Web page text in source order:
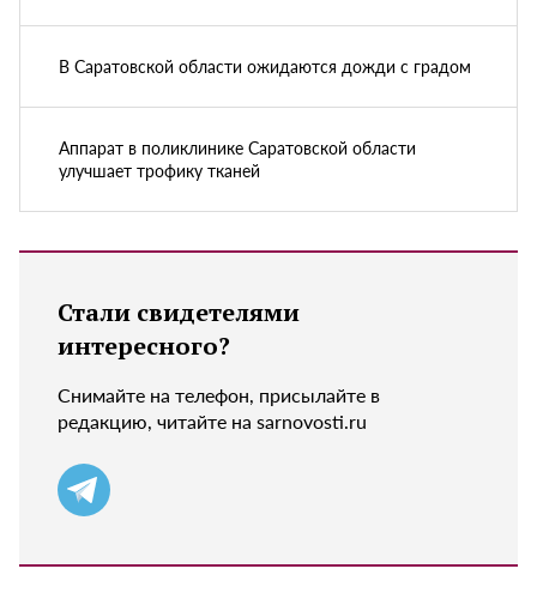
В Саратовской области ожидаются дожди с градом
Аппарат в поликлинике Саратовской области
улучшает трофику тканей
Стали свидетелями
интересного?
Снимайте на телефон, присылайте в
редакцию, читайте на sarnovosti.ru